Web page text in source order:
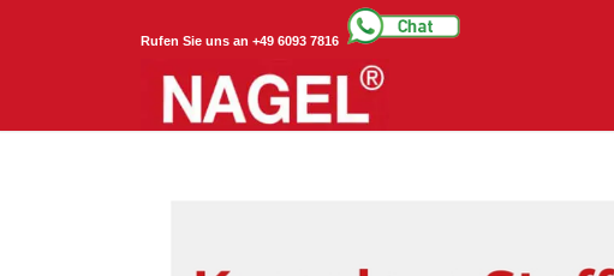
Rufen Sie uns an +49 6093 7816